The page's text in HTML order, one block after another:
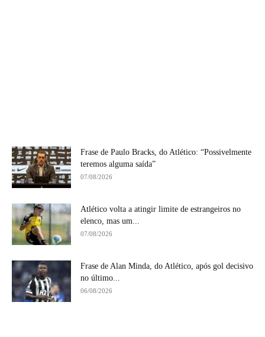
Frase de Paulo Bracks, do Atlético: “Possivelmente
teremos alguma saída”
07/08/2026
Atlético volta a atingir limite de estrangeiros no
elenco, mas um...
07/08/2026
Frase de Alan Minda, do Atlético, após gol decisivo
no último...
06/08/2026